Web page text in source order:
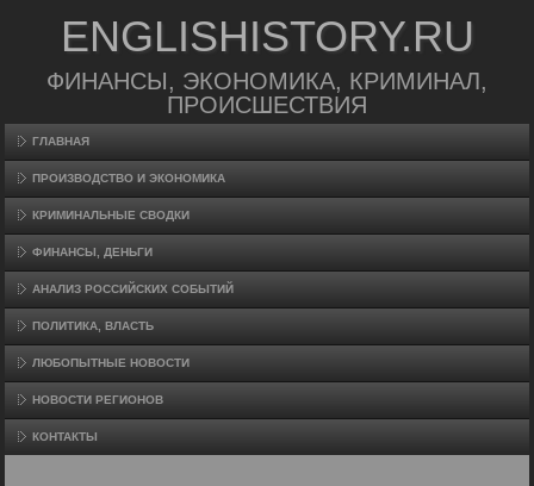
ENGLISHISTORY.RU
ФИНАНСЫ, ЭКОНОМИКА, КРИМИНАЛ,
ПРОИСШЕСТВИЯ
ГЛАВНАЯ
ПРОИЗВΟДСТВО И ЭКОНОМИКА
КРИМИНАЛЬНЫЕ СВОДКИ
ФИНАНСЫ, ДЕНЬГИ
АНАЛИЗ РОССИЙСКИХ СОБЫТИЙ
ПОЛИТИКА, ВЛАСТЬ
ЛЮБОПЫТНЫЕ НОВОСТИ
НОВОСТИ РЕГИОНОВ
КОНТАКТЫ